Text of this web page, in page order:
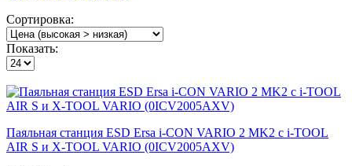
Сортировка:
Показать:
Паяльная станция ESD Ersa i-CON VARIO 2 MK2 с i-TOOL
AIR S и X-TOOL VARIO (0ICV2005AXV)